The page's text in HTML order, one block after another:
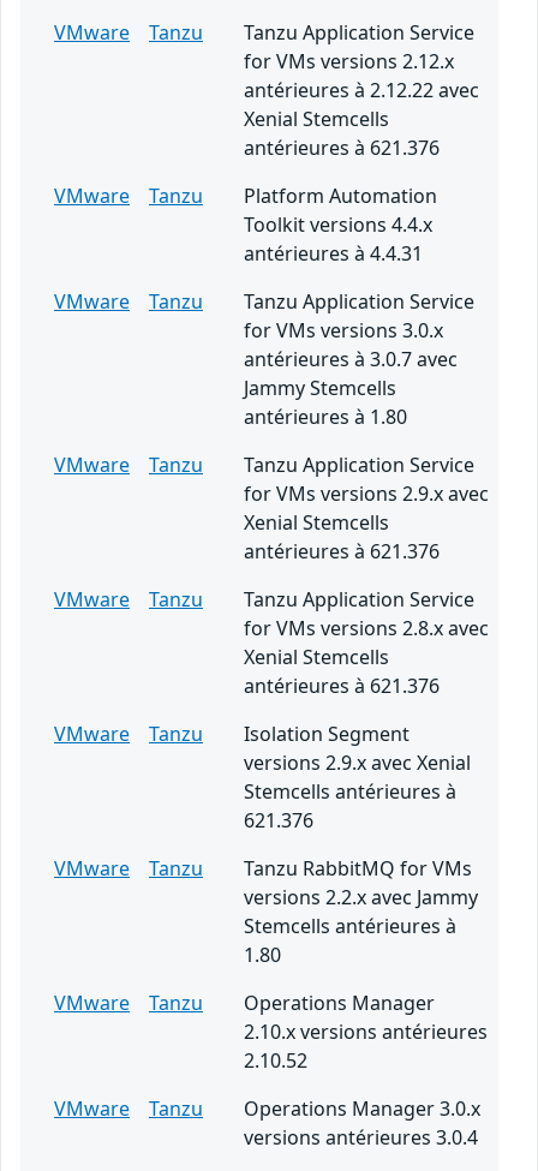
VMware
Tanzu
Tanzu Application Service
for VMs versions 2.12.x
antérieures à 2.12.22 avec
Xenial Stemcells
antérieures à 621.376
VMware
Tanzu
Platform Automation
Toolkit versions 4.4.x
antérieures à 4.4.31
VMware
Tanzu
Tanzu Application Service
for VMs versions 3.0.x
antérieures à 3.0.7 avec
Jammy Stemcells
antérieures à 1.80
VMware
Tanzu
Tanzu Application Service
for VMs versions 2.9.x avec
Xenial Stemcells
antérieures à 621.376
VMware
Tanzu
Tanzu Application Service
for VMs versions 2.8.x avec
Xenial Stemcells
antérieures à 621.376
VMware
Tanzu
Isolation Segment
versions 2.9.x avec Xenial
Stemcells antérieures à
621.376
VMware
Tanzu
Tanzu RabbitMQ for VMs
versions 2.2.x avec Jammy
Stemcells antérieures à
1.80
VMware
Tanzu
Operations Manager
2.10.x versions antérieures
2.10.52
VMware
Tanzu
Operations Manager 3.0.x
versions antérieures 3.0.4